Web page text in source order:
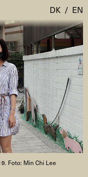
DK / EN
Foto: Min Chi Lee